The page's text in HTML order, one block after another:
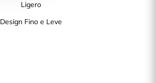
Design Fino e Leve